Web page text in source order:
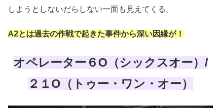
しようとしないだらしない一面も見えてくる。
A2とは過去の作戦で起きた事件から深い因縁が！
オペレーター６O（シックスオー）/
２１O（トゥー・ワン・オー）